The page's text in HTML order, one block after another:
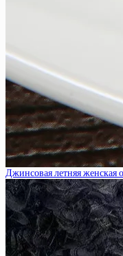
Джинсовая летняя женская